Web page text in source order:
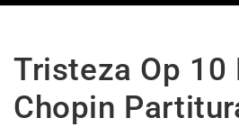
Tristeza Op 10
Chopin